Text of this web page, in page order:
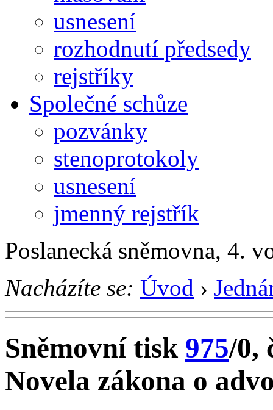
usnesení
rozhodnutí předsedy
rejstříky
Společné schůze
pozvánky
stenoprotokoly
usnesení
jmenný rejstřík
Poslanecká sněmovna, 4.
Nacházíte se: Úvod ›
Sněmovní tisk 975/0,
Novela zákona o